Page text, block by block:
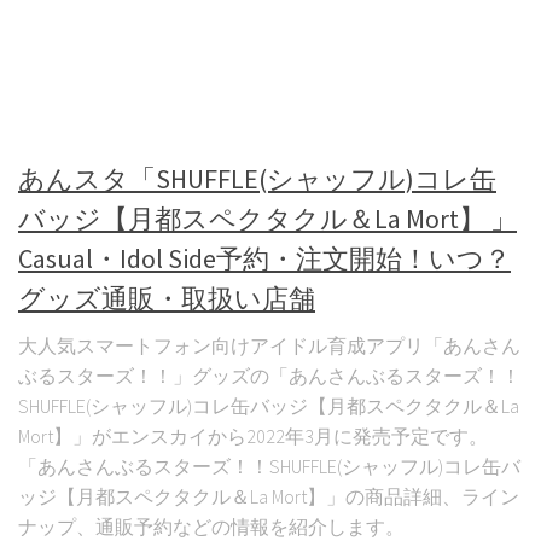
あんスタ「SHUFFLE(シャッフル)コレ缶
バッジ【月都スペクタクル＆La Mort】 」
Casual・Idol Side予約・注文開始！いつ？
グッズ通販・取扱い店舗
大人気スマートフォン向けアイドル育成アプリ「あんさん
ぶるスターズ！！」グッズの「あんさんぶるスターズ！！
SHUFFLE(シャッフル)コレ缶バッジ【月都スペクタクル＆La
Mort】」がエンスカイから2022年3月に発売予定です。
「あんさんぶるスターズ！！SHUFFLE(シャッフル)コレ缶バ
ッジ【月都スペクタクル＆La Mort】」の商品詳細、ライン
ナップ、通販予約などの情報を紹介します。